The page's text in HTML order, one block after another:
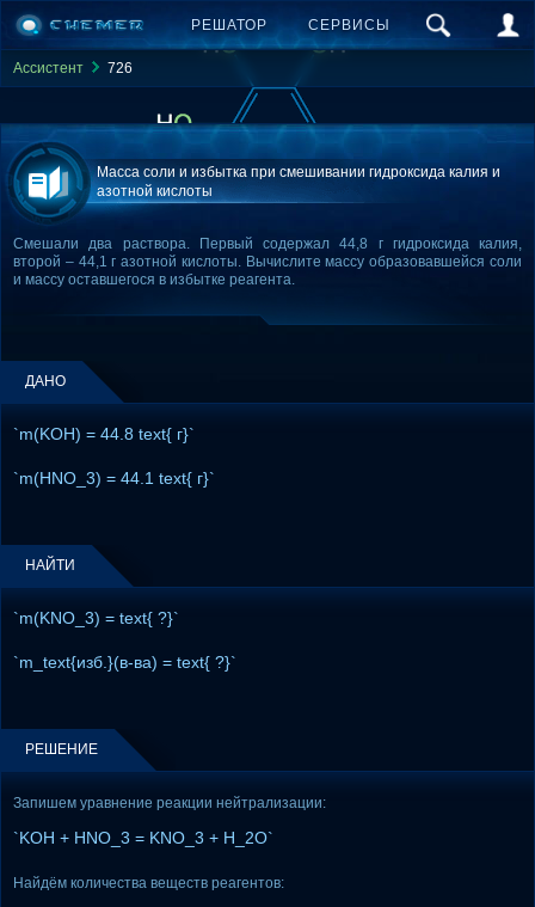
РЕШАТОР СЕРВИСЫ
Ассистент 726
Масса соли и избытка при смешивании гидроксида калия и
азотной кислоты
Смешали два раствора. Первый содержал 44,8 г гидроксида калия,
второй – 44,1 г азотной кислоты. Вычислите массу образовавшейся соли
и массу оставшегося в избытке реагента.
ДАНО
`m(KOH) = 44.8 text{ г}`
`m(HNO_3) = 44.1 text{ г}`
НАЙТИ
`m(KNO_3) = text{ ?}`
`m_text{изб.}(в-ва) = text{ ?}`
РЕШЕНИЕ
Запишем уравнение реакции нейтрализации:
`KOH + HNO_3 = KNO_3 + H_2O`
Найдём количества веществ реагентов: